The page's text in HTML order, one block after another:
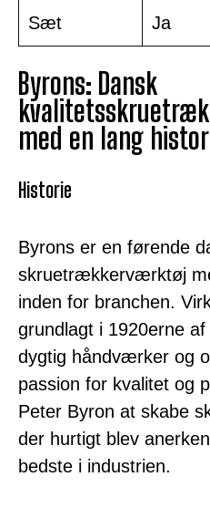
Sæt Ja
Byrons: Dansk
med en lang
Historie
Byrons er en førende
skruetrækkerværktøj
inden for branchen.
grundlagt i 1920erne
dygtig håndværker og
passion for kvalitet og
Peter Byron at skabe
der hurtigt blev
bedste i industrien.